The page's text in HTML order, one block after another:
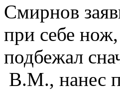
Смирнов
при себе
подбежал
В.М., нанес